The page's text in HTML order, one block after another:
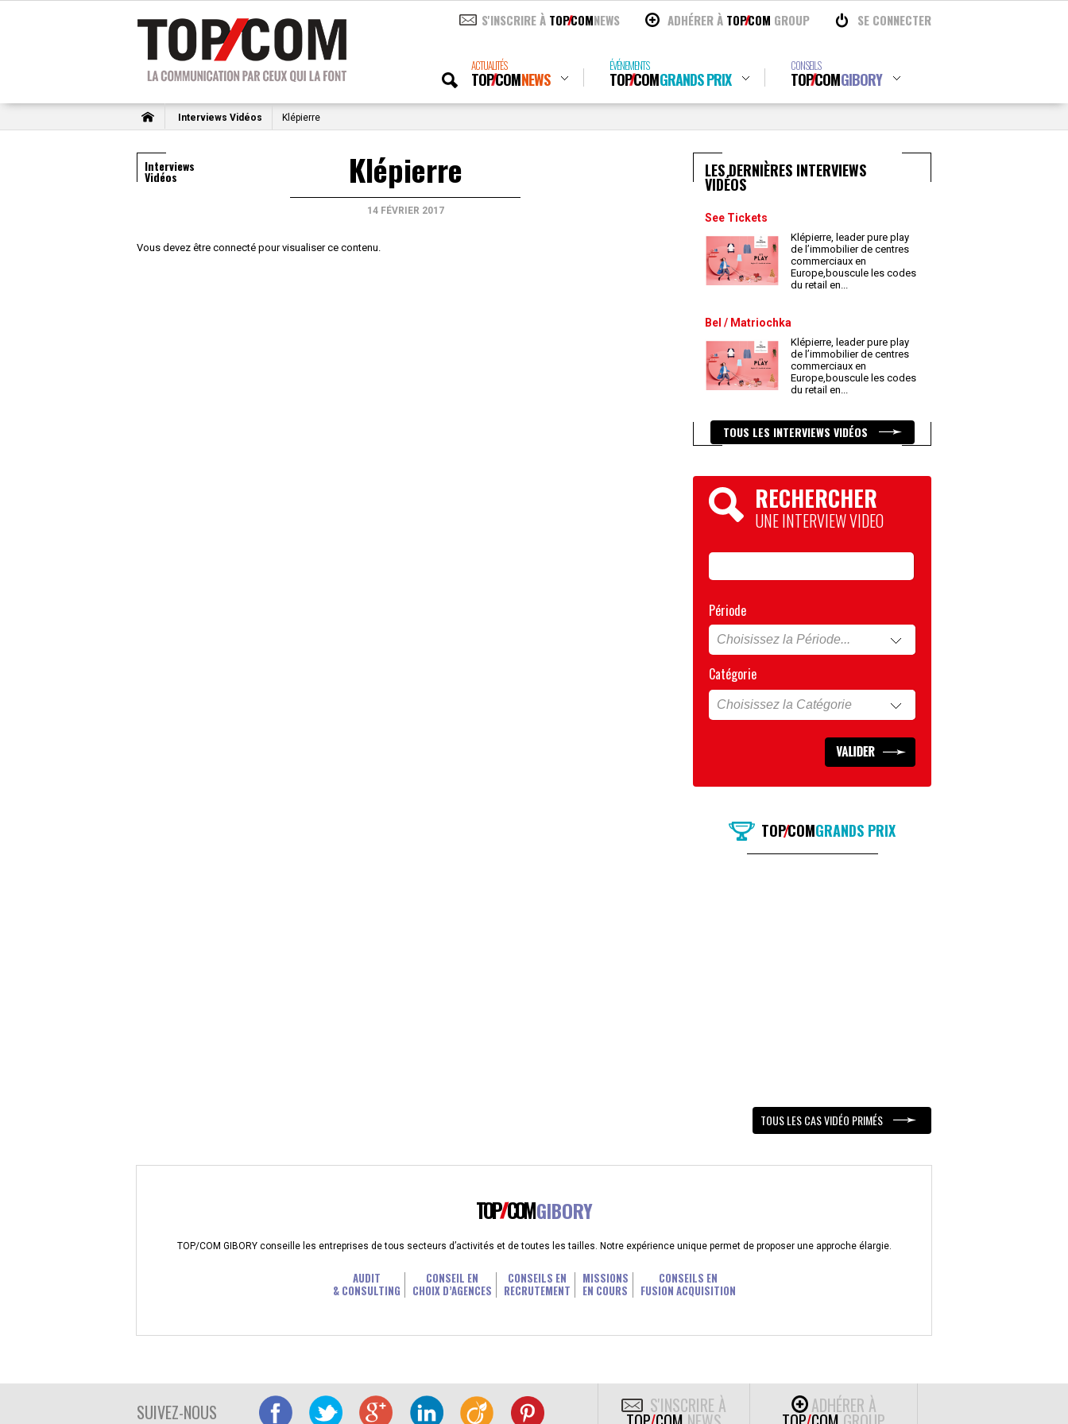
S'INSCRIRE À TOPCOMNEWS ADHÉRER À TOPCOM GROUP SE CONNECTER
ACTUALITÉS
TOPCOMNEWS
ÉVÉNEMENTS
TOPCOMGRANDS PRIX
CONSEILS
TOPCOMGIBORY
Interviews Vidéos Klépierre
Interviews
Vidéos Klépierre
14 FÉVRIER 2017
Vous devez être connecté pour visualiser ce contenu.
LES DERNIÈRES INTERVIEWS
VIDÉOS
See Tickets
Klépierre, leader pure play
de l’immobilier de centres
commerciaux en
Europe,bouscule les codes
du retail en...
Bel / Matriochka
Klépierre, leader pure play
de l’immobilier de centres
commerciaux en
Europe,bouscule les codes
du retail en...
TOUS LES INTERVIEWS VIDÉOS
RECHERCHER
UNE INTERVIEW VIDEO
Période
Catégorie
TOP/COMGRANDS PRIX
TOUS LES CAS VIDÉO PRIMÉS
TOP COMGIBORY
TOP/COM GIBORY conseille les entreprises de tous secteurs d’activités et de toutes les tailles. Notre expérience unique permet de proposer une approche élargie.
AUDIT
& CONSULTING
CONSEIL EN
CHOIX D’AGENCES
CONSEILS EN
RECRUTEMENT
MISSIONS
EN COURS
CONSEILS EN
FUSION ACQUISITION
SUIVEZ-NOUS S'INSCRIRE À ADHÉRER À